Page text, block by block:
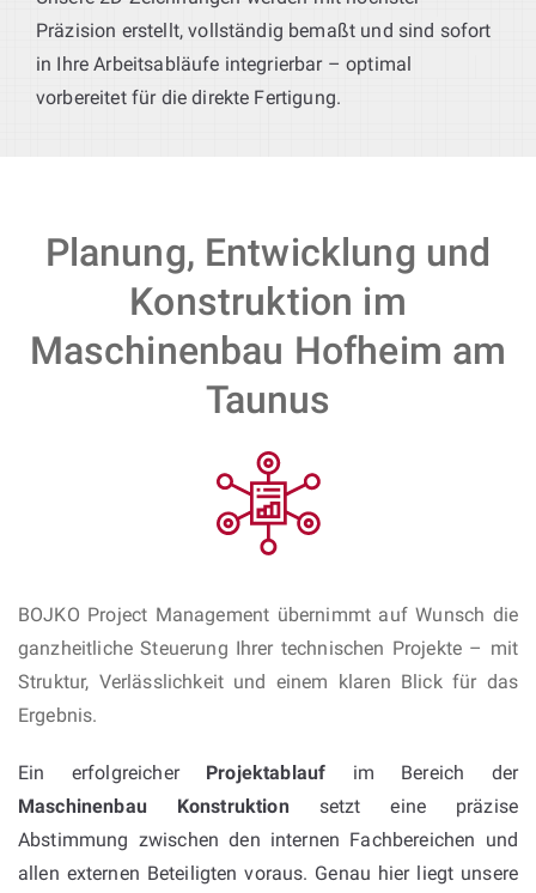
Präzision erstellt, vollständig bemaßt und sind sofort
in Ihre Arbeitsabläufe integrierbar – optimal
vorbereitet für die direkte Fertigung.
Planung, Entwicklung und
Konstruktion im
Maschinenbau Hofheim am
Taunus
BOJKO Project Management übernimmt auf Wunsch die
ganzheitliche Steuerung Ihrer technischen Projekte – mit
Struktur, Verlässlichkeit und einem klaren Blick für das
Ergebnis.
Ein erfolgreicher Projektablauf im Bereich der
Maschinenbau Konstruktionsetzt eine präzise
Abstimmung zwischen den internen Fachbereichen und
allen externen Beteiligten voraus. Genau hier liegt unsere